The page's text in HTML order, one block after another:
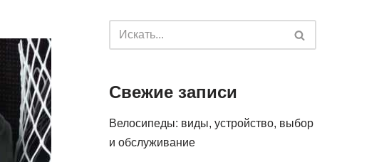
Свежие записи
Велосипеды: виды, устройство, выбор
и обслуживание